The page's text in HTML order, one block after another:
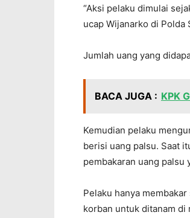
“Aksi pelaku dimulai
ucap Wijanarko di Polda
Jumlah uang yang
BACA JUGA : KPK
Kemudian pelaku
berisi uang palsu. Saat
pembakaran uang palsu
Pelaku hanya
korban untuk ditanam